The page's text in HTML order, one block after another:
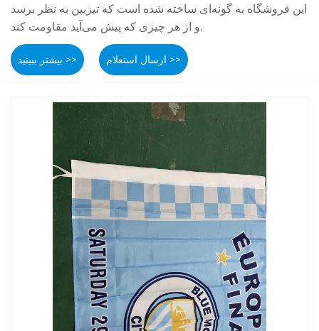
این فروشگاه به گونه‌ای ساخته شده است که تیزبین به نظر برسد
و از هر چیزی که پیش می‌آید مقاومت کند.
بیشتر ببینید >> ارسال استعلام >>